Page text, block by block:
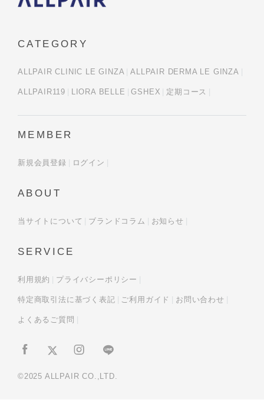
CATEGORY
ALLPAIR CLINIC LE GINZA ALLPAIR DERMA LE GINZA
ALLPAIR119 LIORA BELLE GSHEX 定期コース
MEMBER
新規会員登録 ログイン
ABOUT
当サイトについて ブランドコラム お知らせ
SERVICE
利用規約 プライバシーポリシー
特定商取引法に基づく表記 ご利用ガイド お問い合わせ
よくあるご質問
©2025 ALLPAIR CO.,LTD.